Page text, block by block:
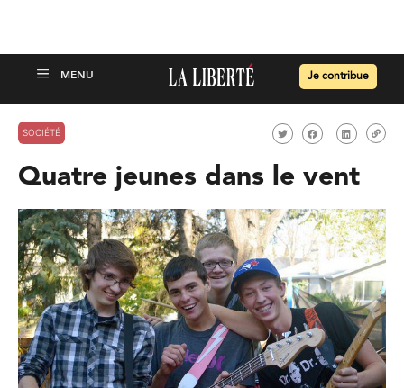
Je contribue
SOCIÉTÉ
Quatre jeunes dans le vent